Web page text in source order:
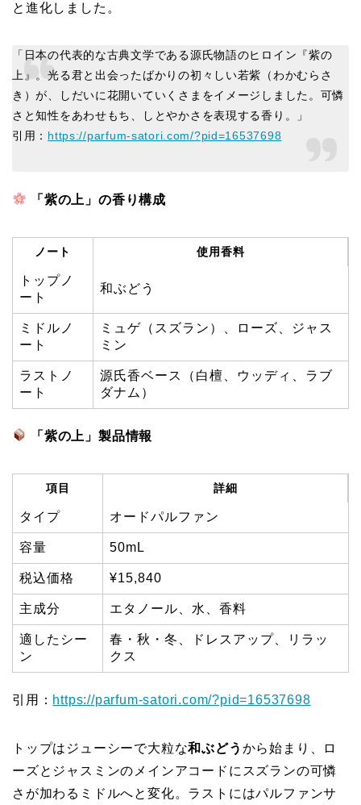
と進化しました。
「日本の代表的な古典文学である源氏物語のヒロイン『紫の
上』。光る君と出会ったばかりの初々しい若紫（わかむらさ
き）が、しだいに花開いていくさまをイメージしました。可憐
さと知性をあわせもち、しとやかさを表現する香り。」
引用： https://parfum-satori.com/?pid=16537698
「紫の上」の香り構成
ノート 使用香料
トップノ
ート
和ぶどう
ミドルノ
ート
ミュゲ（スズラン）、ローズ、ジャス
ミン
ラストノ
ート
源氏香ベース（白檀、ウッディ、ラブ
ダナム）
「紫の上」製品情報
項目 詳細
タイプ オードパルファン
容量 50mL
税込価格 ¥15,840
主成分 エタノール、水、香料
適したシー
ン
春・秋・冬、ドレスアップ、リラッ
クス
引用： https://parfum-satori.com/?pid=16537698
トップはジューシーで大粒な和ぶどう から始まり、ロ
ーズとジャスミンのメインアコードにスズランの可憐
さが加わるミドルへと変化。ラストにはパルファンサ